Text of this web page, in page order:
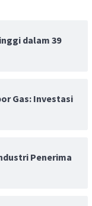
dalam 39
Gas: Investasi
Penerima